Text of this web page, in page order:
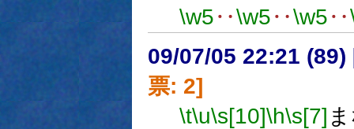
\w5‥\w5‥\w5‥
09/07/05 22:21 (89)
票: 2]
\t\u\s[10]\h\s[7]